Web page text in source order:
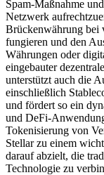
Spam-Maßnahme
Netzwerk
Brückenwährung bei
fungieren und den
Währungen oder
eingebauter
unterstützt auch die
einschließlich
und fördert so ein
und DeFi-
Tokenisierung von
Stellar zu einem
darauf abzielt, die
Technologie zu